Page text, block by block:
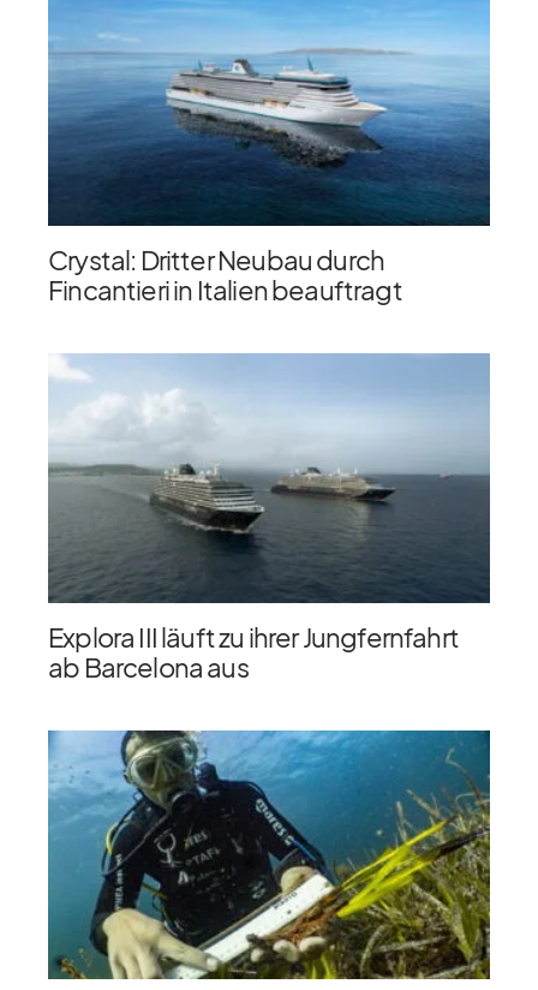
Crystal: Dritter Neubau durch
Fincantieri in Italien beauftragt
Explora III läuft zu ihrer Jungfernfahrt
ab Barcelona aus